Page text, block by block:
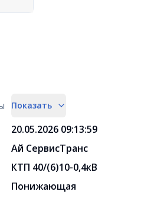
Показать
20.05.2026 09:13:59
Ай СервисТранс
КТП 40/(6)10-0,4кВ
Понижающая